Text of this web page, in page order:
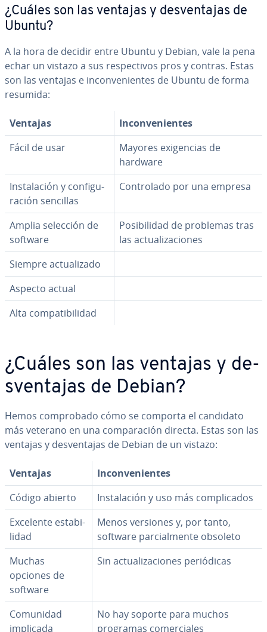
¿Cuáles son las ventajas y de­s­ve­n­ta­jas de
Ubuntu?
A la hora de decidir entre Ubuntu y Debian, vale la pena
echar un vistazo a sus re­s­pe­c­ti­vos pros y contras. Estas
son las ventajas e in­co­n­ve­nie­n­tes de Ubuntu de forma
resumida:
Ventajas
In­co­n­ve­nie­n­tes
Fácil de usar
Mayores exi­ge­n­cias de
hardware
In­s­ta­la­ción y co­n­fi­gu­
ra­ción sencillas
Co­n­tro­la­do por una empresa
Amplia selección de
software
Po­si­bi­li­dad de problemas tras
las ac­tua­li­za­cio­nes
Siempre ac­tua­li­za­do
Aspecto actual
Alta co­m­pa­ti­bi­li­dad
¿Cuáles son las ventajas y de­
s­ve­n­ta­jas de Debian?
Hemos co­m­pro­ba­do cómo se comporta el candidato
más veterano en una co­m­pa­ra­ción directa. Estas son las
ventajas y de­s­ve­n­ta­jas de Debian de un vistazo:
Ventajas
In­co­n­ve­nie­n­tes
Código abierto
In­s­ta­la­ción y uso más co­m­pli­ca­dos
Excelente es­ta­bi­
li­dad
Menos versiones y, por tanto,
software pa­r­cia­l­me­n­te obsoleto
Muchas
opciones de
software
Sin ac­tua­li­za­cio­nes pe­rió­di­cas
Comunidad
implicada
No hay soporte para muchos
programas co­me­r­cia­les